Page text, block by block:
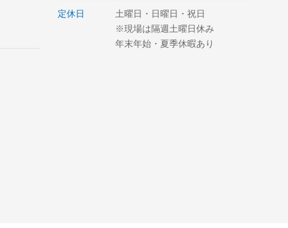
定休日
土曜日・日曜日・祝日
※現場は隔週土曜日休み
年末年始・夏季休暇あり